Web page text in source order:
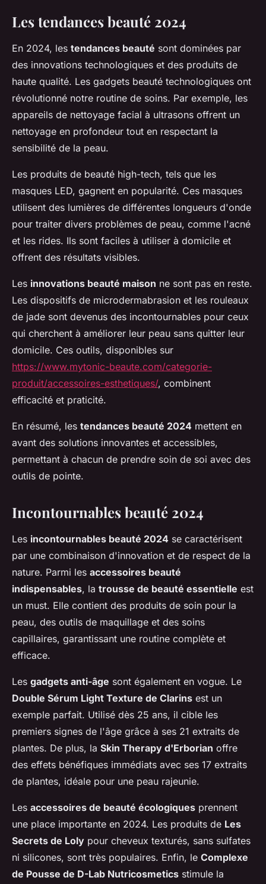
Les tendances beauté 2024
En 2024, les tendances beauté sont dominées par
des innovations technologiques et des produits de
haute qualité. Les gadgets beauté technologiques ont
révolutionné notre routine de soins. Par exemple, les
appareils de nettoyage facial à ultrasons offrent un
nettoyage en profondeur tout en respectant la
sensibilité de la peau.
Les produits de beauté high-tech, tels que les
masques LED, gagnent en popularité. Ces masques
utilisent des lumières de différentes longueurs d'onde
pour traiter divers problèmes de peau, comme l'acné
et les rides. Ils sont faciles à utiliser à domicile et
offrent des résultats visibles.
Les innovations beauté maison ne sont pas en reste.
Les dispositifs de microdermabrasion et les rouleaux
de jade sont devenus des incontournables pour ceux
qui cherchent à améliorer leur peau sans quitter leur
domicile. Ces outils, disponibles sur
https://www.mytonic-beaute.com/categorie-
produit/accessoires-esthetiques/, combinent
efficacité et praticité.
En résumé, les tendances beauté 2024 mettent en
avant des solutions innovantes et accessibles,
permettant à chacun de prendre soin de soi avec des
outils de pointe.
Incontournables beauté 2024
Les incontournables beauté 2024 se caractérisent
par une combinaison d'innovation et de respect de la
nature. Parmi les accessoires beauté
indispensables, la trousse de beauté essentielle est
un must. Elle contient des produits de soin pour la
peau, des outils de maquillage et des soins
capillaires, garantissant une routine complète et
efficace.
Les gadgets anti-âge sont également en vogue. Le
Double Sérum Light Texture de Clarins est un
exemple parfait. Utilisé dès 25 ans, il cible les
premiers signes de l'âge grâce à ses 21 extraits de
plantes. De plus, la Skin Therapy d'Erborian offre
des effets bénéfiques immédiats avec ses 17 extraits
de plantes, idéale pour une peau rajeunie.
Les accessoires de beauté écologiques prennent
une place importante en 2024. Les produits de Les
Secrets de Loly pour cheveux texturés, sans sulfates
ni silicones, sont très populaires. Enfin, le Complexe
de Pousse de D-Lab Nutricosmetics stimule la